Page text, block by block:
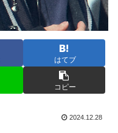
はてブ
コピー
2024.12.28